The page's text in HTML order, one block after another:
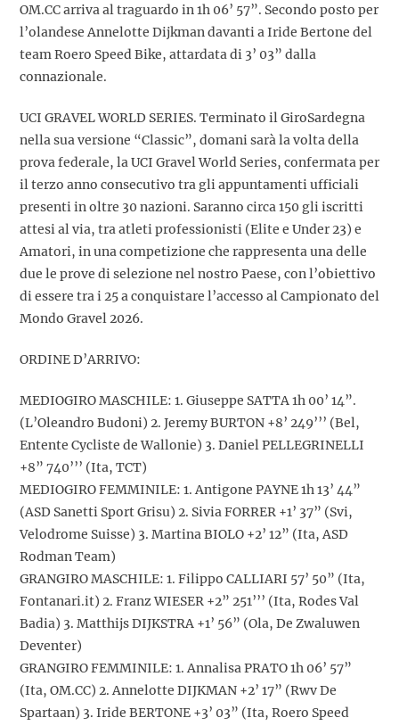
OM.CC arriva al traguardo in 1h 06’ 57”. Secondo posto per
l’olandese Annelotte Dijkman davanti a Iride Bertone del
team Roero Speed Bike, attardata di 3’ 03” dalla
connazionale.
UCI GRAVEL WORLD SERIES. Terminato il GiroSardegna
nella sua versione “Classic”, domani sarà la volta della
prova federale, la UCI Gravel World Series, confermata per
il terzo anno consecutivo tra gli appuntamenti ufficiali
presenti in oltre 30 nazioni. Saranno circa 150 gli iscritti
attesi al via, tra atleti professionisti (Elite e Under 23) e
Amatori, in una competizione che rappresenta una delle
due le prove di selezione nel nostro Paese, con l’obiettivo
di essere tra i 25 a conquistare l’accesso al Campionato del
Mondo Gravel 2026.
ORDINE D’ARRIVO:
MEDIOGIRO MASCHILE: 1. Giuseppe SATTA 1h 00’ 14”.
(L’Oleandro Budoni) 2. Jeremy BURTON +8’ 249’’’ (Bel,
Entente Cycliste de Wallonie) 3. Daniel PELLEGRINELLI
+8” 740’’’ (Ita, TCT)
MEDIOGIRO FEMMINILE: 1. Antigone PAYNE 1h 13’ 44”
(ASD Sanetti Sport Grisu) 2. Sivia FORRER +1’ 37” (Svi,
Velodrome Suisse) 3. Martina BIOLO +2’ 12” (Ita, ASD
Rodman Team)
GRANGIRO MASCHILE: 1. Filippo CALLIARI 57’ 50” (Ita,
Fontanari.it) 2. Franz WIESER +2” 251’’’ (Ita, Rodes Val
Badia) 3. Matthijs DIJKSTRA +1’ 56” (Ola, De Zwaluwen
Deventer)
GRANGIRO FEMMINILE: 1. Annalisa PRATO 1h 06’ 57”
(Ita, OM.CC) 2. Annelotte DIJKMAN +2’ 17” (Rwv De
Spartaan) 3. Iride BERTONE +3’ 03” (Ita, Roero Speed